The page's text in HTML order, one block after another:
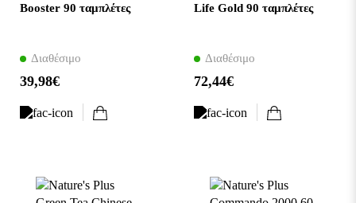
Booster 90 ταμπλέτες
Διαθέσιμο
39,98€
Life Gold 90 ταμπλέτες
Διαθέσιμο
72,44€